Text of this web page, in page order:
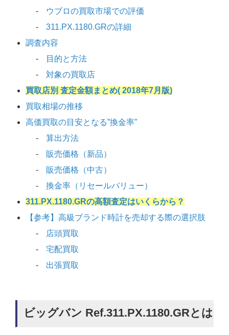
ウブロの買取市場での評価
311.PX.1180.GRの詳細
調査内容
目的と方法
対象の買取店
買取店別 査定金額まとめ( 2018年7月版)
買取相場の推移
高価買取の目安となる”換金率”
算出方法
販売価格（新品）
販売価格（中古）
換金率（リセールバリュー）
311.PX.1180.GRの高額査定はいくらから？
【参考】高級ブランド時計を売却する際の選択肢
店頭買取
宅配買取
出張買取
ビッグバン Ref.311.PX.1180.GRとは